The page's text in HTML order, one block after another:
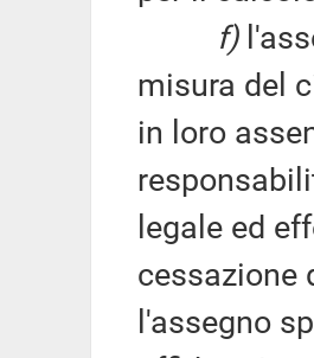
f)
misura del
in loro
legale ed
cessazione
l'assegno